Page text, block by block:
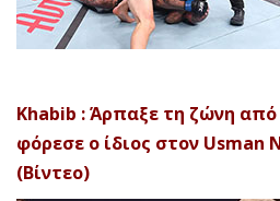
Khabib : Άρπαξε τη ζώνη από
φόρεσε ο ίδιος στον Usman
(Βίντεο)